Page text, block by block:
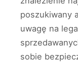
poszukiwany
uwagę na
sobie